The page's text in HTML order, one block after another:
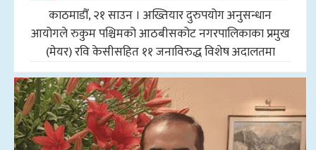
काठमाडौँ, २१ साउन । अख्तियार दुरुपयोग अनुसन्धान
आयोगले रुकुम पश्चिमको आठबीसकोट नगरपालिकाका प्रमुख
(मेयर) रवि केसीसहित ११ जनाविरुद्ध विशेष अदालतमा